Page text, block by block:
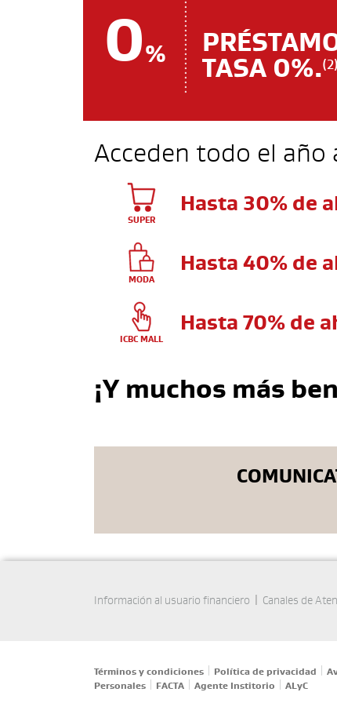
0%
TASA 0%.(2)
Acceden todo el año
SUPER
Hasta 30% de
MODA
Hasta 40% de
ICBC MALL
Hasta 70% de
¡Y muchos más
Información al usuario financiero Canales de
Términos y condiciones Política de privacidad
Personales
FACTA Agente Institorio ALyC